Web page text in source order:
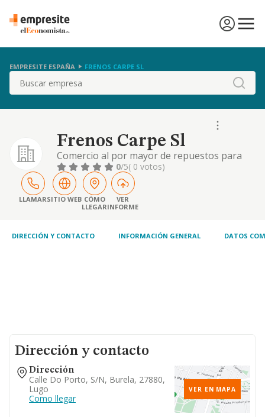
EMPRESITE ESPAÑA FRENOS CARPE SL
Buscar
Frenos Carpe Sl
Comercio al por mayor de repuestos para
vehículos.
0/5( 0 votos)
LLAMARSITIO WEB CÓMO
LLEGAR
VER
INFORME
DIRECCIÓN Y CONTACTO INFORMACIÓN GENERAL DATOS
Dirección y contacto
Dirección
Calle Do Porto, S/n, Burela, 27880,
Lugo
Como llegar
VER EN MAPA